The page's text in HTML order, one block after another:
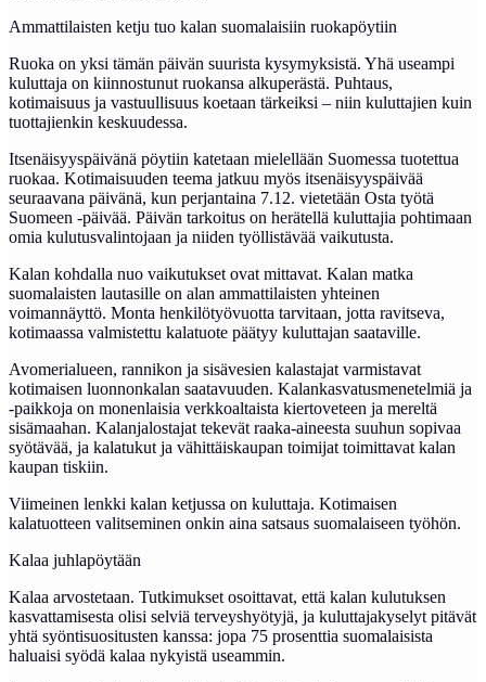
Ammattilaisten ketju tuo kalan suomalaisiin ruokapöytiin
Ruoka on yksi tämän päivän suurista kysymyksistä. Yhä useampi
kuluttaja on kiinnostunut ruokansa alkuperästä. Puhtaus,
kotimaisuus ja vastuullisuus koetaan tärkeiksi – niin kuluttajien kuin
tuottajienkin keskuudessa.
Itsenäisyyspäivänä pöytiin katetaan mielellään Suomessa tuotettua
ruokaa. Kotimaisuuden teema jatkuu myös itsenäisyyspäivää
seuraavana päivänä, kun perjantaina 7.12. vietetään Osta työtä
Suomeen -päivää. Päivän tarkoitus on herätellä kuluttajia pohtimaan
omia kulutusvalintojaan ja niiden työllistävää vaikutusta.
Kalan kohdalla nuo vaikutukset ovat mittavat. Kalan matka
suomalaisten lautasille on alan ammattilaisten yhteinen
voimannäyttö. Monta henkilötyövuotta tarvitaan, jotta ravitseva,
kotimaassa valmistettu kalatuote päätyy kuluttajan saataville.
Avomerialueen, rannikon ja sisävesien kalastajat varmistavat
kotimaisen luonnonkalan saatavuuden. Kalankasvatusmenetelmiä ja
-paikkoja on monenlaisia verkkoaltaista kiertoveteen ja mereltä
sisämaahan. Kalanjalostajat tekevät raaka-aineesta suuhun sopivaa
syötävää, ja kalatukut ja vähittäiskaupan toimijat toimittavat kalan
kaupan tiskiin.
Viimeinen lenkki kalan ketjussa on kuluttaja. Kotimaisen
kalatuotteen valitseminen onkin aina satsaus suomalaiseen työhön.
Kalaa juhlapöytään
Kalaa arvostetaan. Tutkimukset osoittavat, että kalan kulutuksen
kasvattamisesta olisi selviä terveyshyötyjä, ja kuluttajakyselyt pitävät
yhtä syöntisuositusten kanssa: jopa 75 prosenttia suomalaisista
haluaisi syödä kalaa nykyistä useammin.